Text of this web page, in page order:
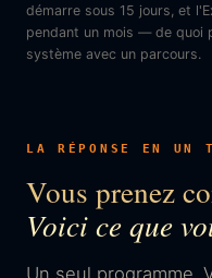
démarre sous 15 jours, et
pendant un mois — de quoi
système avec un parcours.
LA RÉPONSE EN UN
Vous prenez
Voici ce que
Un seul programme.